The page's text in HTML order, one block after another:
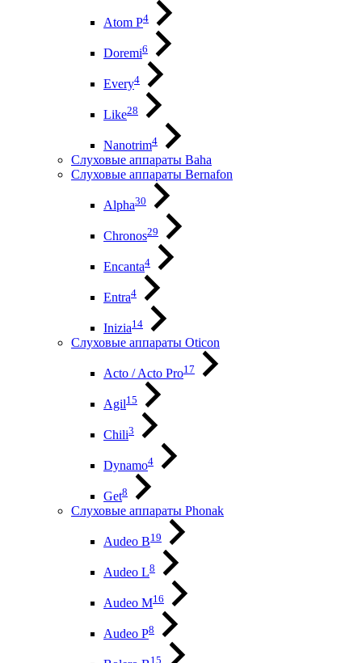
Atom P4
Doremi6
Every4
Like28
Nanotrim4
Слуховые аппараты Baha
Слуховые аппараты Bernafon
Alpha30
Chronos29
Encanta4
Entra4
Inizia14
Слуховые аппараты Oticon
Acto / Acto Pro17
Agil15
Chili3
Dynamo4
Get8
Слуховые аппараты Phonak
Audeo B19
Audeo L8
Audeo М16
Audeo P8
15